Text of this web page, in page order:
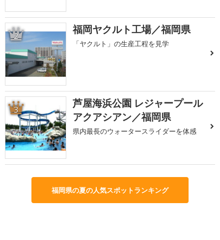
2 福岡ヤクルト工場／福岡県
「ヤクルト」の生産工程を見学
3
芦屋海浜公園 レジャープール
アクアシアン／福岡県
県内最長のウォータースライダーを体感
福岡県の夏の人気スポットランキング